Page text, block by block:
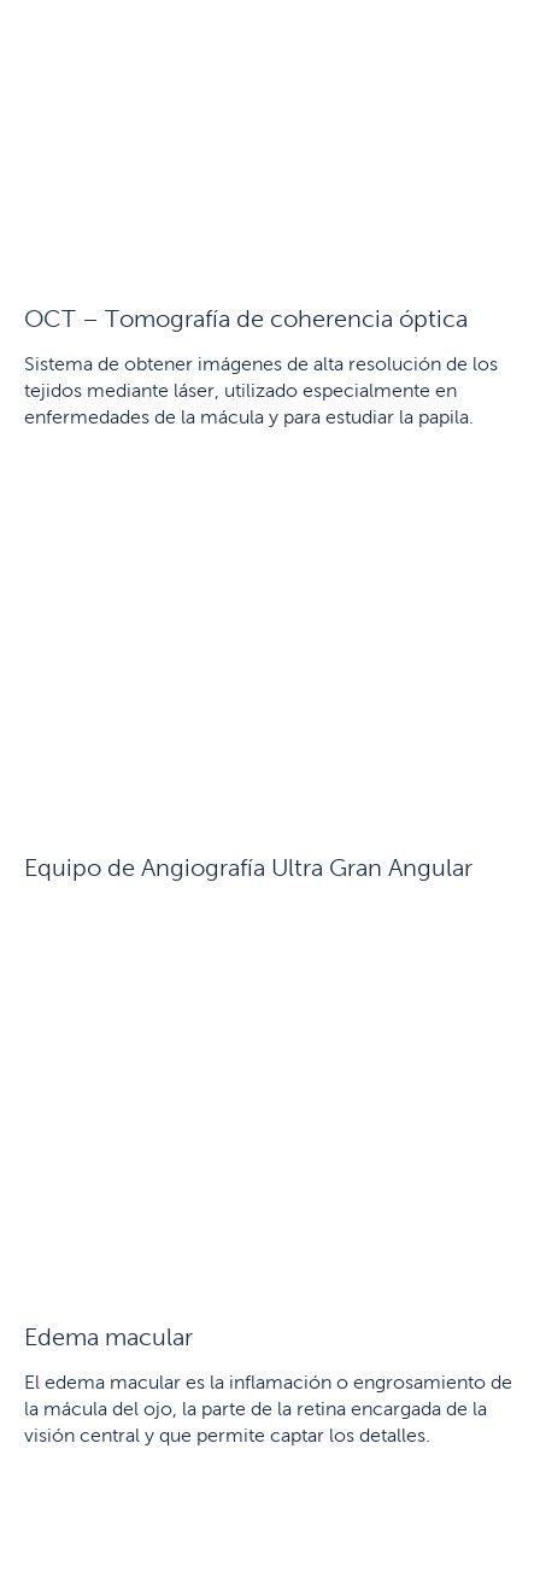
OCT – Tomografía de coherencia óptica
Sistema de obtener imágenes de alta resolución de los
tejidos mediante láser, utilizado especialmente en
enfermedades de la mácula y para estudiar la papila.
Equipo de Angiografía Ultra Gran Angular
Edema macular
El edema macular es la inflamación o engrosamiento de
la mácula del ojo, la parte de la retina encargada de la
visión central y que permite captar los detalles.